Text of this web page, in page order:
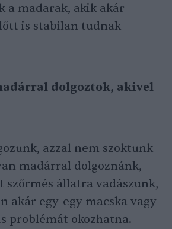
a madarak, akik akár
is stabilan tudnak
dolgoztok, akivel
azzal nem szoktunk
madárral dolgoznánk,
szőrmés állatra vadászunk,
akár egy-egy macska vagy
problémát okozhatna.